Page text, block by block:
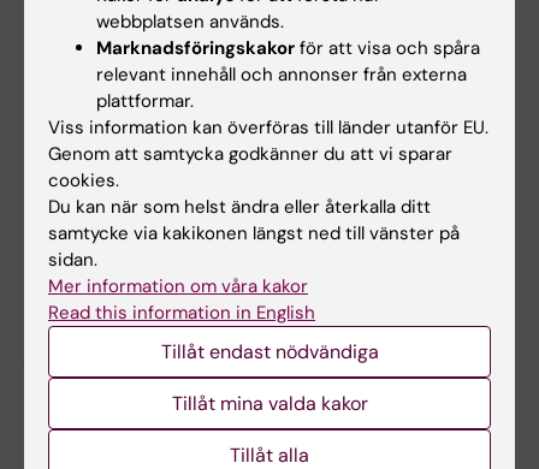
Gun och Bertil Stohnes Stiftelse.
Niels Vander Elst har pågående
patentansökningar gällande endolysin-
tekniken.
Publikation
“Bacteriophage-derived endolysins restore
antibiotic susceptibility in β-lactam- and
macrolide-resistantStreptococcus
pneumoniaeinfections.”
Niels Vander Elst,
Kristine Farmen, Lisa Knörr, Lotte Merlijn och
Federico Iovino.Molecular Medicine
maj 2025, doi: 10.1186/s10020-025-01226-1.
webbplatsen används.
Marknadsföringskakor för att visa och spåra
relevant innehåll och annonser från externa
plattformar.
Viss information kan överföras till länder utanför EU.
Genom att samtycka godkänner du att vi sparar
cookies.
Du kan när som helst ändra eller återkalla ditt
samtycke via kakikonen längst ned till vänster på
sidan.
Mer information om våra kakor
Read this information in English
Tillåt endast nödvändiga
Tillåt mina valda kakor
Tillåt alla